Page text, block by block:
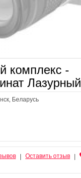
комплекс -
Лазурный
Беларусь
Оставить отзыв